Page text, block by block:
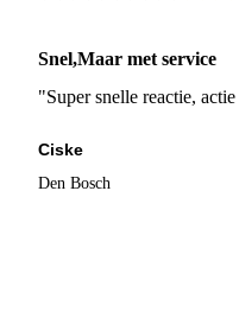
Snel,Maar met service
"Super snelle reactie,
Ciske
Den Bosch